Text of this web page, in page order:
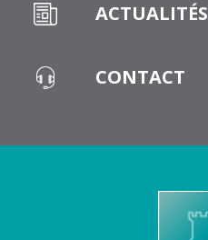
ACTUALITÉS
CONTACT